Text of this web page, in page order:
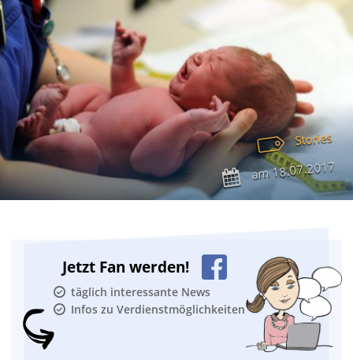
Stories
am18.07.2017
Jetzt Fan werden!
täglich interessante News
Infos zu Verdienstmöglichkeiten